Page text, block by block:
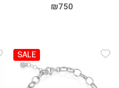
₪750
Add Wishlist
SALE